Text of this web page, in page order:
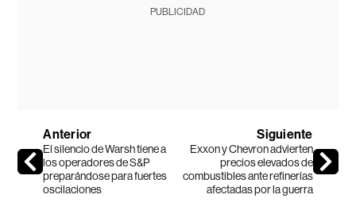
PUBLICIDAD
Anterior
El silencio de Warsh tiene a
los operadores de S&P
preparándose para fuertes
oscilaciones
Siguiente
Exxon y Chevron advierten
precios elevados de
combustibles ante refinerías
afectadas por la guerra